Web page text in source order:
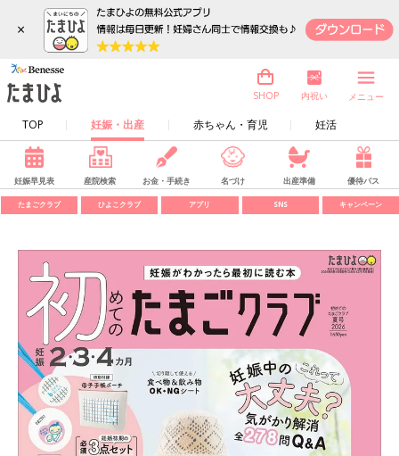
×
TOP 妊娠・出産 赤ちゃん・育児 妊活
SHOP 内祝い メニュー
妊娠早見表 産院検索 お金・手続き 名づけ 出産準備 優待パス
たまごクラブ ひよこクラブ アプリ SNS キャンペーン